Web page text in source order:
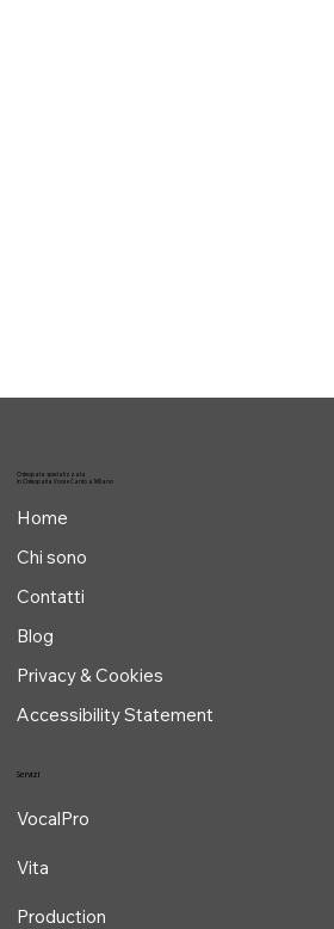
Osteopata specializzata
in Osteopatia Voce e Canto a Milano
Home
Chi sono
Contatti
Blog
Privacy & Cookies
Accessibility Statement
Servizi
VocalPro
Vita
Production